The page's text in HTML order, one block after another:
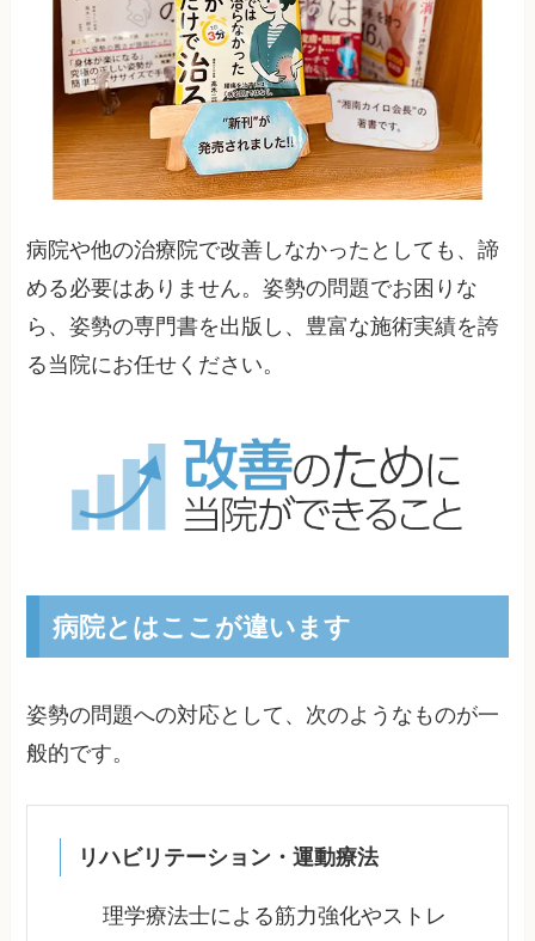
病院や他の治療院で改善しなかったとしても、諦
める必要はありません。姿勢の問題でお困りな
ら、姿勢の専門書を出版し、豊富な施術実績を誇
る当院にお任せください。
病院とはここが違います
姿勢の問題への対応として、次のようなものが一
般的です。
リハビリテーション・運動療法
理学療法士による筋力強化やストレ